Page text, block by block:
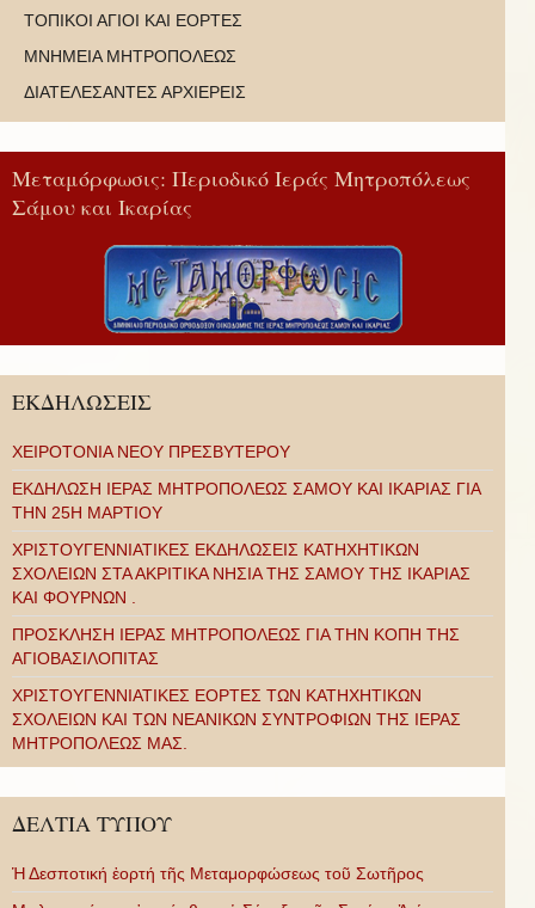
ΤΟΠΙΚΟΙ ΑΓΙΟΙ ΚΑΙ ΕΟΡΤΕΣ
ΜΝΗΜΕΙΑ ΜΗΤΡΟΠΟΛΕΩΣ
ΔΙΑΤΕΛΕΣΑΝΤΕΣ ΑΡΧΙΕΡΕΙΣ
Μεταμόρφωσις: Περιοδικό Ιεράς Μητροπόλεως
Σάμου και Ικαρίας
ΕΚΔΗΛΩΣΕΙΣ
ΧΕΙΡΟΤΟΝΙΑ ΝΕΟΥ ΠΡΕΣΒΥΤΕΡΟΥ
ΕΚΔΗΛΩΣΗ ΙΕΡΑΣ ΜΗΤΡΟΠΟΛΕΩΣ ΣΑΜΟΥ ΚΑΙ ΙΚΑΡΙΑΣ ΓΙΑ
ΤΗΝ 25Η ΜΑΡΤΙΟΥ
ΧΡΙΣΤΟΥΓΕΝΝΙΑΤΙΚΕΣ ΕΚΔΗΛΩΣΕΙΣ ΚΑΤΗΧΗΤΙΚΩΝ
ΣΧΟΛΕΙΩΝ ΣΤΑ ΑΚΡΙΤΙΚΑ ΝΗΣΙΑ ΤΗΣ ΣΑΜΟΥ ΤΗΣ ΙΚΑΡΙΑΣ
ΚΑΙ ΦΟΥΡΝΩΝ .
ΠΡΟΣΚΛΗΣΗ ΙΕΡΑΣ ΜΗΤΡΟΠΟΛΕΩΣ ΓΙΑ ΤΗΝ ΚΟΠΗ ΤΗΣ
ΑΓΙΟΒΑΣΙΛΟΠΙΤΑΣ
ΧΡΙΣΤΟΥΓΕΝΝΙΑΤΙΚΕΣ ΕΟΡΤΕΣ ΤΩΝ ΚΑΤΗΧΗΤΙΚΩΝ
ΣΧΟΛΕΙΩΝ ΚΑΙ ΤΩΝ ΝΕΑΝΙΚΩΝ ΣΥΝΤΡΟΦΙΩΝ ΤΗΣ ΙΕΡΑΣ
ΜΗΤΡΟΠΟΛΕΩΣ ΜΑΣ.
ΔΕΛΤΙΑ ΤΥΠΟΥ
Ἡ Δεσποτική ἑορτή τῆς Μεταμορφώσεως τοῦ Σωτῆρος